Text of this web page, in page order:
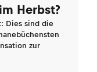
Herbst?
Dies sind die
zur